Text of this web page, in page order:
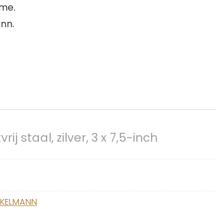
staal, zilver, 3 x 7,5-inch